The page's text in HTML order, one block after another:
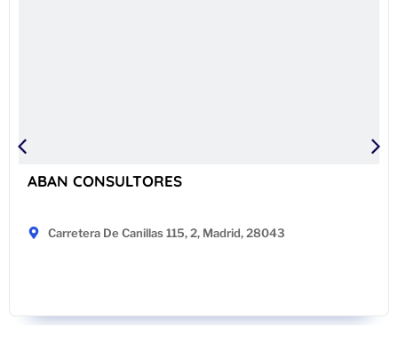
ABAN CONSULTORES
Carretera De Canillas 115, 2, Madrid, 28043